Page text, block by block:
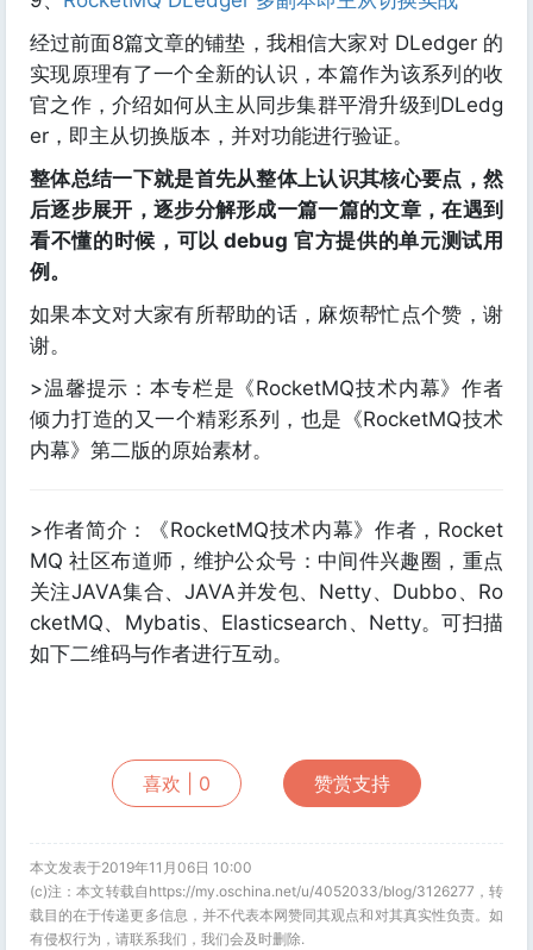
经过前面8篇文章的铺垫，我相信大家对 DLedger 的
实现原理有了一个全新的认识，本篇作为该系列的收
官之作，介绍如何从主从同步集群平滑升级到DLedg
er，即主从切换版本，并对功能进行验证。
整体总结一下就是首先从整体上认识其核心要点，然
后逐步展开，逐步分解形成一篇一篇的文章，在遇到
看不懂的时候，可以 debug 官方提供的单元测试用
例。
如果本文对大家有所帮助的话，麻烦帮忙点个赞，谢
谢。
>温馨提示：本专栏是《RocketMQ技术内幕》作者
倾力打造的又一个精彩系列，也是《RocketMQ技术
内幕》第二版的原始素材。
>作者简介：《RocketMQ技术内幕》作者，Rocket
MQ 社区布道师，维护公众号：中间件兴趣圈，重点
关注JAVA集合、JAVA并发包、Netty、Dubbo、Ro
cketMQ、Mybatis、Elasticsearch、Netty。可扫描
如下二维码与作者进行互动。
喜欢 | 0 赞赏支持
本文发表于2019年11月06日 10:00
(c)注：本文转载自https://my.oschina.net/u/4052033/blog/3126277，转
载目的在于传递更多信息，并不代表本网赞同其观点和对其真实性负责。如
有侵权行为，请联系我们，我们会及时删除.